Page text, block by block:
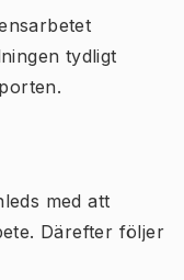
tydligt
med att
Därefter följer